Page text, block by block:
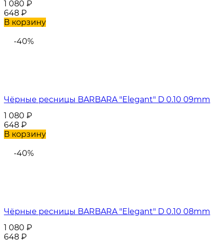
1 080 ₽
648 ₽
В корзину
-40%
Чёрные ресницы BARBARA "Elegant" D 0.10 09mm
1 080 ₽
648 ₽
В корзину
-40%
Чёрные ресницы BARBARA "Elegant" D 0.10 08mm
1 080 ₽
648 ₽